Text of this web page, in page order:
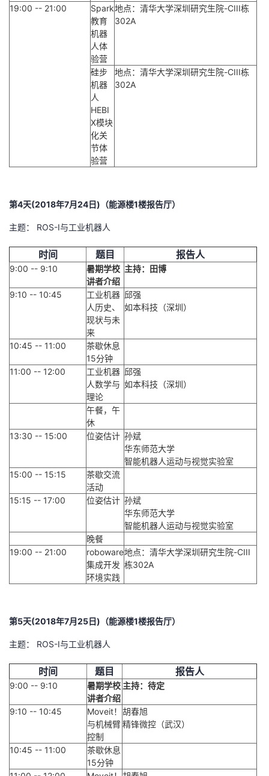
19:00 -- 21:00
Spark
教育
机器
人体
验营
地点：清华大学深圳研究生院-CIII栋
302A
硅步
机器
人
HEBI
X模块
化关
节体
验营
地点：清华大学深圳研究生院-CIII栋
302A
第4天(2018年7月24日)（能源楼1楼报告厅）
主题： ROS-I与工业机器人
时间 题目 报告人
9:00 -- 9:10
暑期学校
讲者介绍
主持：田博
9:10 -- 10:45
工业机器
人历史、
现状与未
来
邱强
如本科技（深圳）
10:45 -- 11:00
茶歇休息
15分钟
11:00 -- 12:00
工业机器
人数学与
理论
邱强
如本科技（深圳）
午餐，午
休
13:30 -- 15:00
位姿估计 孙斌
华东师范大学
智能机器人运动与视觉实验室
15:00 -- 15:15
茶歇交流
活动
15:15 -- 17:00
位姿估计 孙斌
华东师范大学
智能机器人运动与视觉实验室
晚餐
19:00 -- 21:00
roboware
集成开发
环境实践
地点：清华大学深圳研究生院-CIII
栋302A
第5天(2018年7月25日)（能源楼1楼报告厅）
主题： ROS-I与工业机器人
时间 题目 报告人
9:00 -- 9:10
暑期学校
讲者介绍
主持：待定
9:10 -- 10:45
Moveit！
与机械臂
控制
胡春旭
精锋微控（武汉）
10:45 -- 11:00
茶歇休息
15分钟